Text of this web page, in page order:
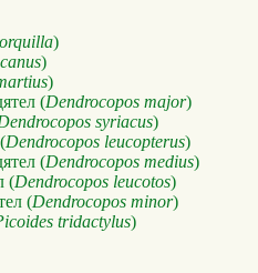
)
)
)
(Dendrocopos major)
syriacus)
Dendrocopos leucopterus)
(Dendrocopos medius)
(Dendrocopos leucotos)
(Dendrocopos minor)
tridactylus)